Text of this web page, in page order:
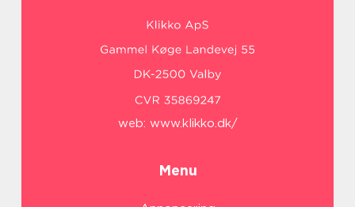
web: www.klikko.dk/
Menu